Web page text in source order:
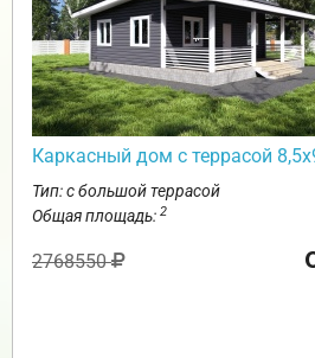
Каркасный дом с террасой
Тип: с большой террасой
Общая площадь: 2
2768550